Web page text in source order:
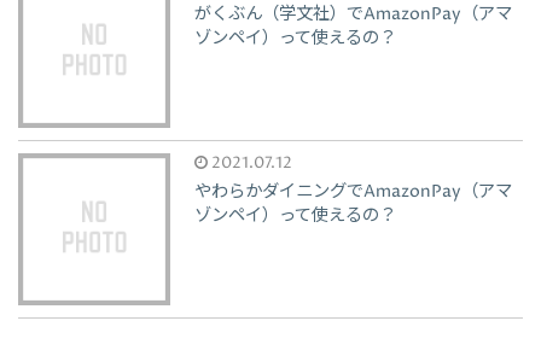
がくぶん（学文社）でAmazonPay（アマ
ゾンペイ）って使えるの？
2021.07.12
やわらかダイニングでAmazonPay（アマ
ゾンペイ）って使えるの？